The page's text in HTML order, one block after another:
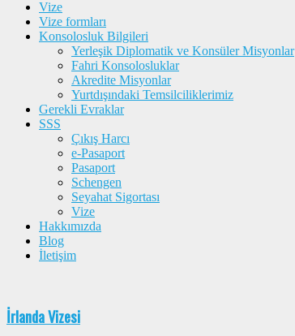
Vize
Vize formları
Konsolosluk Bilgileri
Yerleşik Diplomatik ve Konsüler Misyonlar
Fahri Konsolosluklar
Akredite Misyonlar
Yurtdışındaki Temsilciliklerimiz
Gerekli Evraklar
SSS
Çıkış Harcı
e-Pasaport
Pasaport
Schengen
Seyahat Sigortası
Vize
Hakkımızda
Blog
İletişim
İrlanda Vizesi